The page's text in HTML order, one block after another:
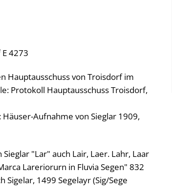
4273
Hauptausschuss von Troisdorf im
Protokoll Hauptausschuss Troisdorf,
Aufnahme von Sieglar 1909,
"Lar" auch Lair, Laer. Lahr, Laar
Lareriorurn in Fluvia Segen" 832
1499 Segelayr (Sig/Sege